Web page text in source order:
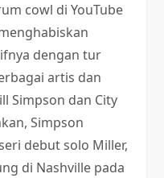
cowl di YouTube
dengan tur
artis dan
Simpson dan City
Simpson
debut solo Miller,
di Nashville pada